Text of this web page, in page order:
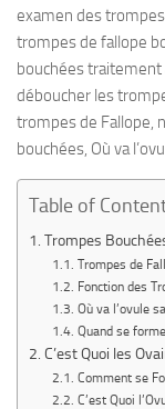
examen des
trompes de fallope
bouchées traitement
déboucher les
trompes de Fallope,
bouchées, Où va
Table of
Trompes
Trompes de
Fonction des
Où va l’ovule
Quand se
C’est Quoi les
Comment se
C’est Quoi